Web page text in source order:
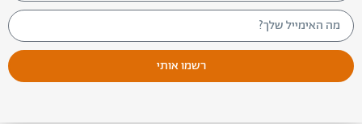
רשמו אותי